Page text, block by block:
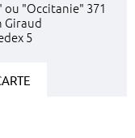
"Occitanie" 371
Giraud
5